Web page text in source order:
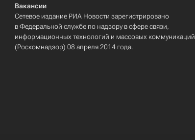
Вакансии
Сетевое издание РИА Новости зарегистрировано
в Федеральной службе по надзору в сфере связи,
информационных технологий и массовых коммуникаций
(Роскомнадзор) 08 апреля 2014 года.